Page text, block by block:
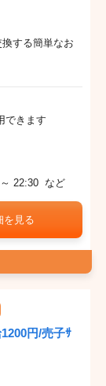
する簡単なお
きます
22:30 など
を見る
1200円/売子ｻ